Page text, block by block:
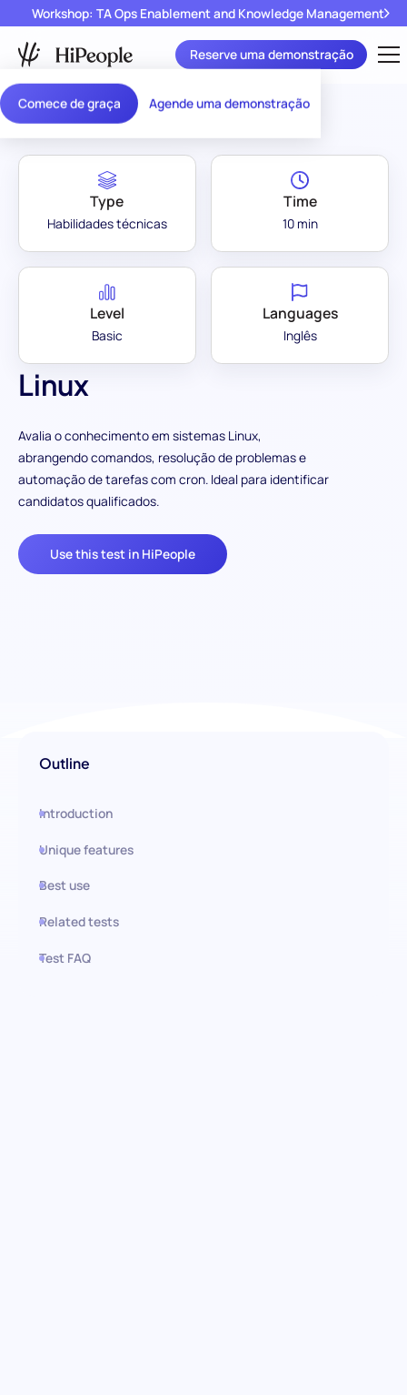
Comece de graça Agende uma demonstração
Workshop: TA Ops Enablement and Knowledge Management
Reserve uma demonstração
Assessment Library
Linux
Avalia o conhecimento em sistemas Linux,
abrangendo comandos, resolução de problemas e
automação de tarefas com cron. Ideal para identificar
candidatos qualificados.
Use this test in HiPeople
Type
Habilidades técnicas
Time
10 min
Level
Basic
Languages
Inglês
Outline
Introduction
Unique features
Best use
Related tests
Test FAQ